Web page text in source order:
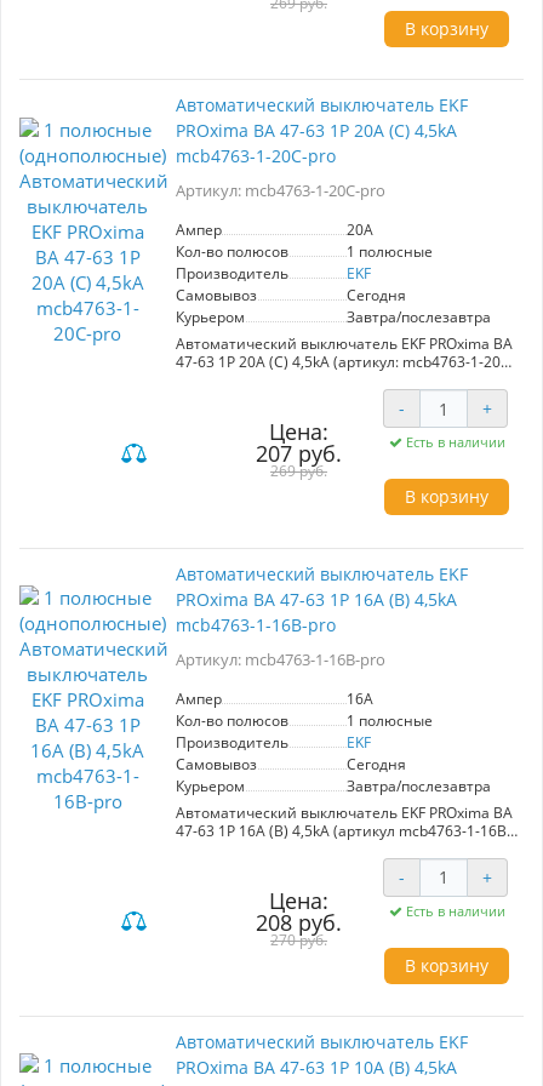
защитой до 4,5kA, он обеспечивает надежное
управление электрооборудованием.
однофазных систем. Изготавливается в
различных полюсных конфигурациях для
гибкого применения.
В корзину
Автоматический выключатель EKF
PROxima ВА 47-63 1P 20А (С) 4,5kA
mcb4763-1-20C-pro
Артикул: mcb4763-1-20C-pro
Ампер
20A
Кол-во полюсов
1 полюсные
Производитель
EKF
Самовывоз
Сегодня
Курьером
Завтра/послезавтра
Автоматический выключатель EKF PROxima ВА
47-63 1P 20А (С) 4,5kA (артикул: mcb4763-1-20C-
электрических цепей от перегрузок и коротких
замыканий. С номинальным током 20А и
высоким разрывным能力 4,5кА, он подходит
для использования в административных,
промышленных и жилых зданиях.
Выключатель доступен в различных полюсных
исполнениях, что позволяет адаптировать его
Эффективное управление электрическими
системами с гарантией безопасности – залог
стабильной работы вашего оборудования.
Цена:
207 руб.
269 руб.
- +
Есть в наличии
В корзину
Автоматический выключатель EKF
PROxima ВА 47-63 1P 16А (B) 4,5kA
mcb4763-1-16B-pro
Артикул: mcb4763-1-16B-pro
Ампер
16A
Кол-во полюсов
1 полюсные
Производитель
EKF
Самовывоз
Сегодня
Курьером
Завтра/послезавтра
Автоматический выключатель EKF PROxima ВА
47-63 1P 16А (B) 4,5kA (артикул mcb4763-1-16B-
электрических цепей от перегрузок и коротких
замыканий. Подходит для использования в
административных, промышленных и жилых
зданиях. Компактный и эффективный, данный
выключатель гарантирует безопасность и
долговечность в эксплуатации. Номинальный
ток — 16A, что делает его идеальным
систем.
Цена:
208 руб.
270 руб.
- +
Есть в наличии
В корзину
Автоматический выключатель EKF
PROxima ВА 47-63 1P 10А (B) 4,5kA